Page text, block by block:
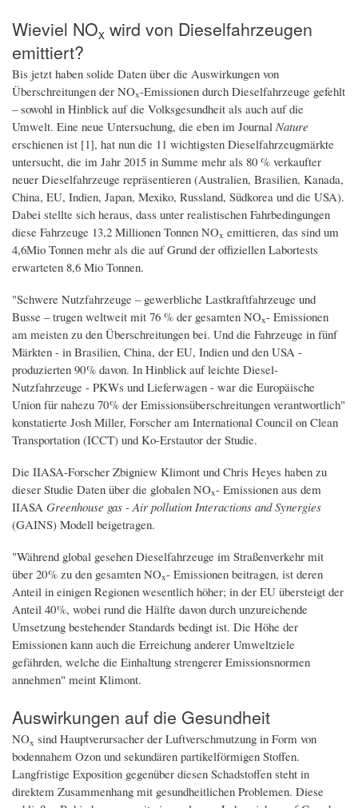
Wieviel NOx wird von Dieselfahrzeugen
emittiert?
Bis jetzt haben solide Daten über die Auswirkungen von
Überschreitungen der NOx-Emissionen durch Dieselfahrzeuge gefehlt
– sowohl in Hinblick auf die Volksgesundheit als auch auf die
Umwelt. Eine neue Untersuchung, die eben im Journal Nature
erschienen ist [1], hat nun die 11 wichtigsten Dieselfahrzeugmärkte
untersucht, die im Jahr 2015 in Summe mehr als 80 % verkaufter
neuer Dieselfahrzeuge repräsentieren (Australien, Brasilien, Kanada,
China, EU, Indien, Japan, Mexiko, Russland, Südkorea und die USA).
Dabei stellte sich heraus, dass unter realistischen Fahrbedingungen
diese Fahrzeuge 13,2 Millionen Tonnen NOx emittieren, das sind um
4,6Mio Tonnen mehr als die auf Grund der offiziellen Labortests
erwarteten 8,6 Mio Tonnen.
"Schwere Nutzfahrzeuge – gewerbliche Lastkraftfahrzeuge und
Busse – trugen weltweit mit 76 % der gesamten NOx- Emissionen
am meisten zu den Überschreitungen bei. Und die Fahrzeuge in fünf
Märkten - in Brasilien, China, der EU, Indien und den USA -
produzierten 90 % davon. In Hinblick auf leichte Diesel-
Nutzfahrzeuge - PKWs und Lieferwagen - war die Europäische
Union für nahezu 70 % der Emissionsüberschreitungen verantwortlich"
konstatierte Josh Miller, Forscher am International Council on Clean
Transportation (ICCT) und Ko-Erstautor der Studie.
Die IIASA-Forscher Zbigniew Klimont und Chris Heyes haben zu
dieser Studie Daten über die globalen NOx- Emissionen aus dem
IIASA Greenhouse gas - Air pollution Interactions and Synergies
(GAINS) Modell beigetragen.
"Während global gesehen Dieselfahrzeuge im Straßenverkehr mit
über 20 % zu den gesamten NOx- Emissionen beitragen, ist deren
Anteil in einigen Regionen wesentlich höher; in der EU übersteigt der
Anteil 40 %, wobei rund die Hälfte davon durch unzureichende
Umsetzung bestehender Standards bedingt ist. Die Höhe der
Emissionen kann auch die Erreichung anderer Umweltziele
gefährden, welche die Einhaltung strengerer Emissionsnormen
annehmen" meint Klimont.
Auswirkungen auf die Gesundheit
NOx sind Hauptverursacher der Luftverschmutzung in Form von
bodennahem Ozon und sekundären partikelförmigen Stoffen.
Langfristige Exposition gegenüber diesen Schadstoffen steht in
direktem Zusammenhang mit gesundheitlichen Problemen. Diese